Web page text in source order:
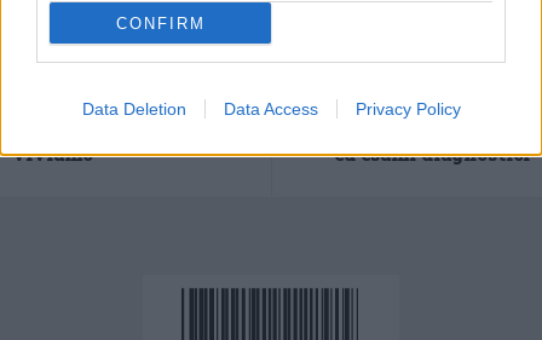
CONFIRM
Data Deletion Data Access Privacy Policy
Previous article
piacerebbe raccontare il
viviamo”
2026 l’Emilia-Romagna
ed esami diagnostici